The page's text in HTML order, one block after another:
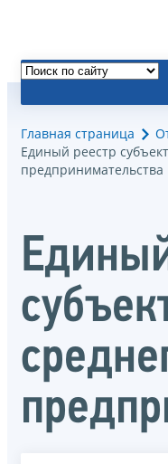
Главная страница
Единый реестр
предпринимательства